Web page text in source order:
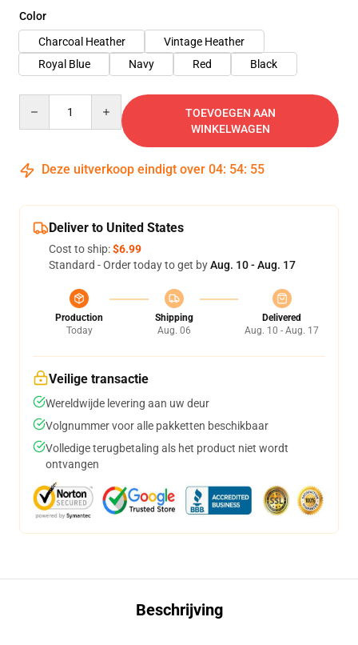
Color
Charcoal Heather
Vintage Heather
Royal Blue
Navy Red Black
TOEVOEGEN AAN
WINKELWAGEN
Deze uitverkoop eindigt over 04: 54: 54
Deliver to United States
Cost to ship:$6.99
Standard - Order today to get byAug. 10 - Aug. 17
Production
Today
Shipping
Aug. 06
Delivered
Aug. 10 - Aug. 17
Veilige transactie
Wereldwijde levering aan uw deur
Volgnummer voor alle pakketten beschikbaar
Volledige terugbetaling als het product niet wordt
ontvangen
Beschrijving